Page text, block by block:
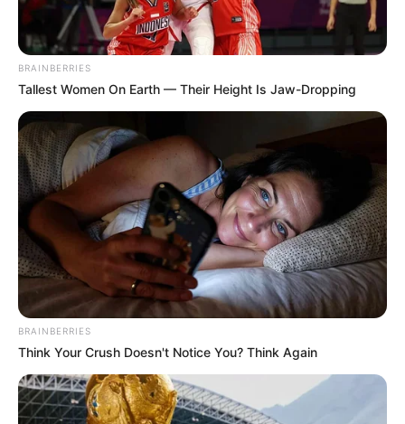
Пов’язаний запис
ГАРЯЧI ПОДІЇ
Скандал у Берегівському ТЦК:
BRAINBERRIES
Tallest Women On Earth — Their Height Is Jaw-Dropping
BRAINBERRIES
Think Your Crush Doesn't Notice You? Think Again